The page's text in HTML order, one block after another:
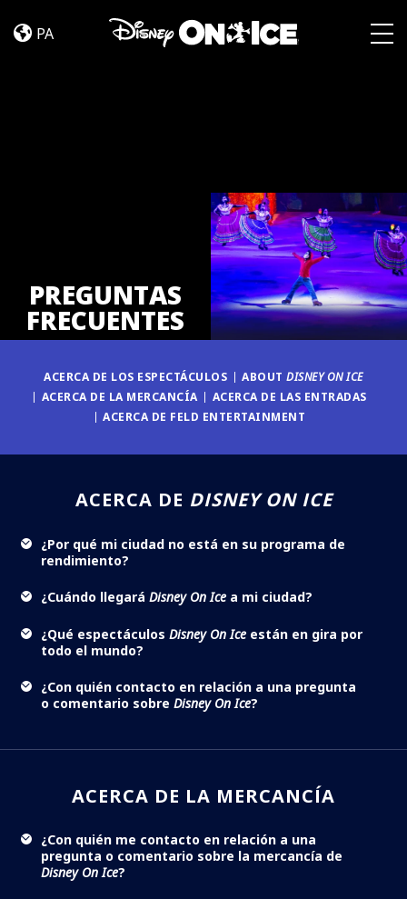
FRECUENTES
PA
PREGUNTAS
FRECUENTES
ACERCA DE LOS ESPECTÁCULOS ABOUTDISNEY ON ICE
ACERCA DE LA MERCANCÍA
ACERCA DE LAS ENTRADAS
ACERCA DE FELD ENTERTAINMENT
ACERCA DE DISNEY ON ICE
¿Por qué mi ciudad no está en su programa de
rendimiento?
¿Cuándo llegará Disney On Ice a mi ciudad?
¿Qué espectáculos Disney On Ice están en gira por
todo el mundo?
¿Con quién contacto en relación a una pregunta
o comentario sobre Disney On Ice?
ACERCA DE LA MERCANCÍA
¿Con quién me contacto en relación a una
pregunta o comentario sobre la mercancía de
Disney On Ice?